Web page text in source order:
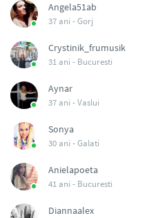
Angela51ab
37 ani -Gorj
Crystinik_frumusik
31 ani - Bucuresti
Aynar
37 ani -Vaslui
Sonya
30 ani -Galati
Anielapoeta
41 ani - Bucuresti
Diannaalex